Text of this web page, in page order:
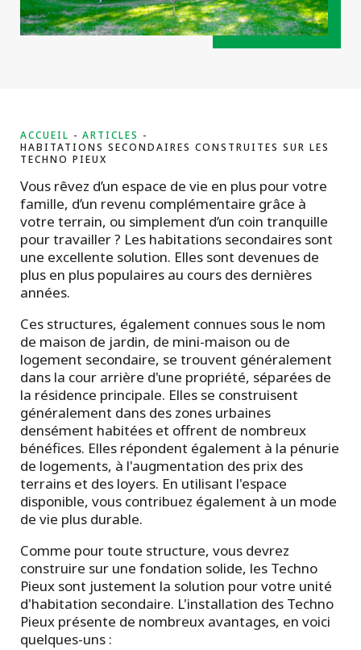
ACCUEIL
ARTICLES
HABITATIONS SECONDAIRES CONSTRUITES SUR LES
TECHNO PIEUX
Vous rêvez d’un espace de vie en plus pour votre
famille, d’un revenu complémentaire grâce à
votre terrain, ou simplement d’un coin tranquille
pour travailler ? Les habitations secondaires sont
une excellente solution. Elles sont devenues de
plus en plus populaires au cours des dernières
années.
Ces structures, également connues sous le nom
de maison de jardin, de mini-maison ou de
logement secondaire, se trouvent généralement
dans la cour arrière d'une propriété, séparées de
la résidence principale. Elles se construisent
généralement dans des zones urbaines
densément habitées et offrent de nombreux
bénéfices. Elles répondent également à la pénurie
de logements, à l'augmentation des prix des
terrains et des loyers. En utilisant l'espace
disponible, vous contribuez également à un mode
de vie plus durable.
Comme pour toute structure, vous devrez
construire sur une fondation solide, les Techno
Pieux sont justement la solution pour votre unité
d'habitation secondaire. L'installation des Techno
Pieux présente de nombreux avantages, en voici
quelques-uns :